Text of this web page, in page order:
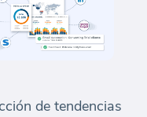
de tendencias